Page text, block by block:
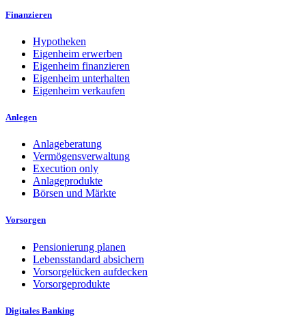
Finanzieren
Hypotheken
Eigenheim erwerben
Eigenheim finanzieren
Eigenheim unterhalten
Eigenheim verkaufen
Anlegen
Anlageberatung
Vermögensverwaltung
Execution only
Anlageprodukte
Börsen und Märkte
Vorsorgen
Pensionierung planen
Lebensstandard absichern
Vorsorgelücken aufdecken
Vorsorgeprodukte
Digitales Banking